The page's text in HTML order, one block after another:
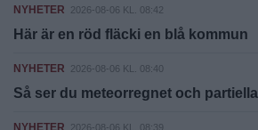
NYHETER 2026-08-06 KL. 08:42
Här är en röd fläcki en blå kommun
NYHETER 2026-08-06 KL. 08:40
Så ser du meteorregnet och
NYHETER 2026-08-06 KL. 08:39